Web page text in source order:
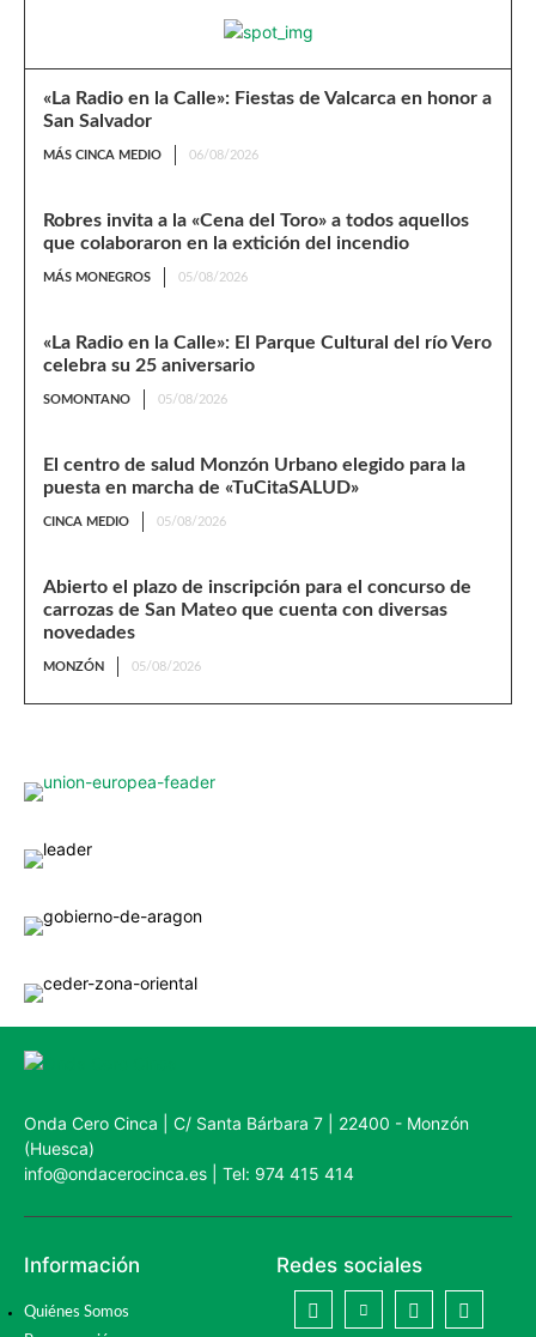
«La Radio en la Calle»: Fiestas de Valcarca en honor a
San Salvador
MÁS CINCA MEDIO 06/08/2026
Robres invita a la «Cena del Toro» a todos aquellos
que colaboraron en la extición del incendio
MÁS MONEGROS 05/08/2026
«La Radio en la Calle»: El Parque Cultural del río Vero
celebra su 25 aniversario
SOMONTANO 05/08/2026
El centro de salud Monzón Urbano elegido para la
puesta en marcha de «TuCitaSALUD»
CINCA MEDIO 05/08/2026
Abierto el plazo de inscripción para el concurso de
carrozas de San Mateo que cuenta con diversas
novedades
MONZÓN 05/08/2026
Onda Cero Cinca | C/ Santa Bárbara 7 | 22400 - Monzón
(Huesca)
info@ondacerocinca.es | Tel: 974 415 414
Información
Quiénes Somos
Redes sociales